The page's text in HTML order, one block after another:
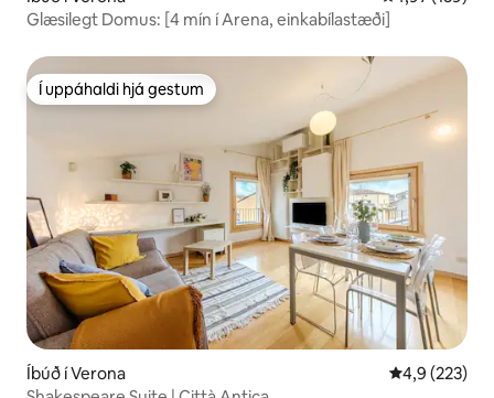
Glæsilegt Domus: [4 mín í Arena, einkabílastæði]
Í uppáhaldi hjá gestum
Í uppáhaldi hjá gestum
Íbúð í Verona 4,9 af 5 í
4,9 (223)